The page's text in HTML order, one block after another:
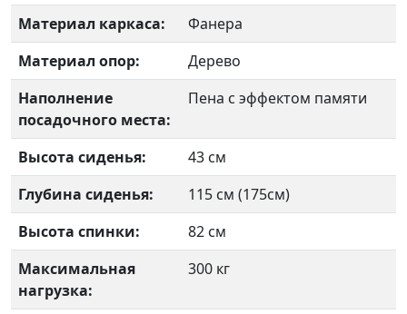
Материал каркаса:
Фанера
Материал опор:
Дерево
Наполнение
посадочного места:
Пена с эффектом памяти
Высота сиденья:
43 см
Глубина сиденья:
115 см (175см)
Высота спинки:
82 см
Максимальная
нагрузка:
300 кг